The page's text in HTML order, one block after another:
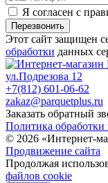
Я согласен с
Перезвонить
Этот сайт защищен
обработки данных
ул.Подрезова 12
+7(812) 601-06-62
zakaz@parquetplus.ru
Заказать обратный
Политика
© 2026 «Интернет-
Продвижение сайта
Продолжая
файлов cookie